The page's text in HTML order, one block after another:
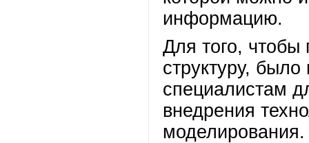
информацию.
Для того,
структуру,
специалистам
внедрения
моделирования.